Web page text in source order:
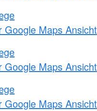
Google Maps Ansicht
Google Maps Ansicht
Google Maps Ansicht